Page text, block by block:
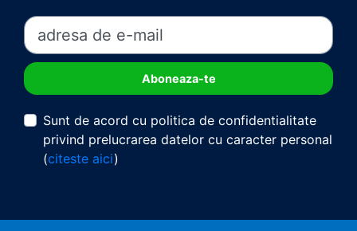
Sunt de acord cu politica de confidentialitate
privind prelucrarea datelor cu caracter personal
(citeste aici)